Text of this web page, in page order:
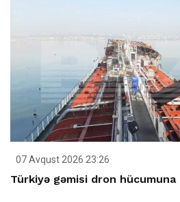
07 Avqust 2026 23:26
Türkiyə gəmisi dron hücumuna